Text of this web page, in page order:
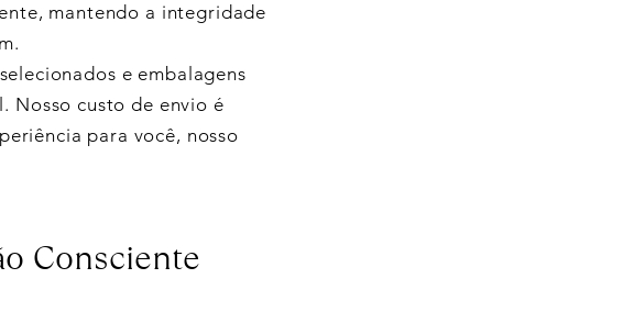
mantendo a integridade
e embalagens
Nosso custo de envio é
para você, nosso
Consciente